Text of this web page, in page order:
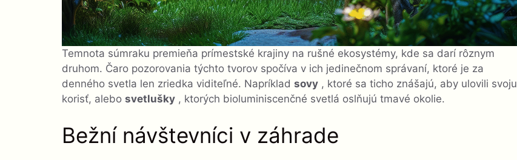
Temnota súmraku premieňa prímestské krajiny na rušné ekosystémy, kde sa darí rôznym
druhom. Čaro pozorovania týchto tvorov spočíva v ich jedinečnom správaní, ktoré je za
denného svetla len zriedka viditeľné. Napríklad sovy , ktoré sa ticho znášajú, aby ulovili svoju
korisť, alebo svetlušky , ktorých bioluminiscenčné svetlá oslňujú tmavé okolie.
Bežní návštevníci v záhrade